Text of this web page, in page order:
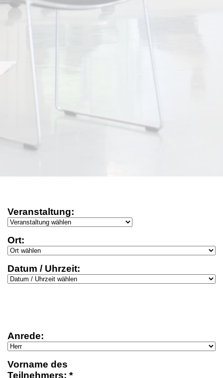
Veranstaltung:
Ort:
Datum / Uhrzeit:
Anrede:
Vorname des
Teilnehmers: *